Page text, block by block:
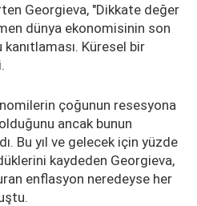
Georgieva, "Dikkate değer
dünya ekonomisinin son
Küresel bir
çoğunun resesyona
ancak bunun
Bu yıl ve gelecek için yüzde
kaydeden Georgieva,
enflasyon neredeyse her